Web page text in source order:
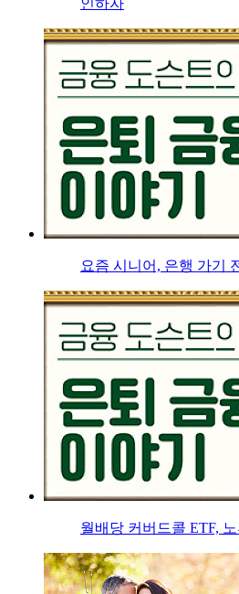
인하자
요즘 시니어, 은행 가기
월배당 커버드콜 ETF,